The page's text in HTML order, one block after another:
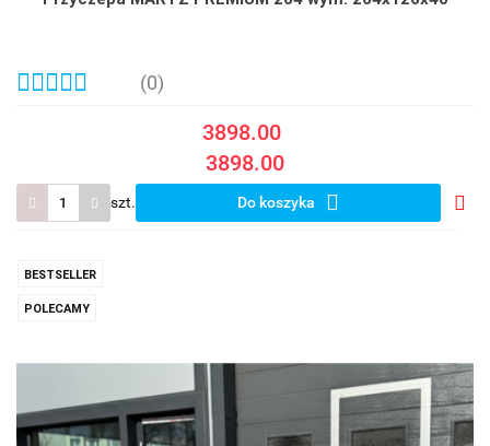
(0)
3898.00
3898.00
szt. Do koszyka
BESTSELLER
POLECAMY